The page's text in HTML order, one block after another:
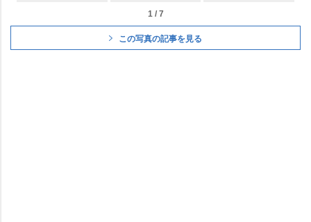
1 / 7
この写真の記事を見る